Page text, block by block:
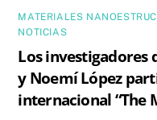
MATERIALES
NOTICIAS
Los investigadores
y Noemí López
internacional “The